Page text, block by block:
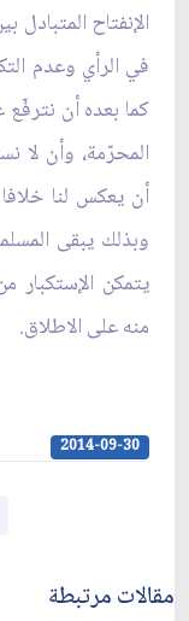
الإنفتاح
في الرأي وعدم
كما بعده أن نترفّع
المحرّمة، وأن لا
أن يعكس لنا
وبذلك يبقى
يتمكن الإستكبار
منه على الاطلاق.
2014-09-30
مقالات مرتبطة